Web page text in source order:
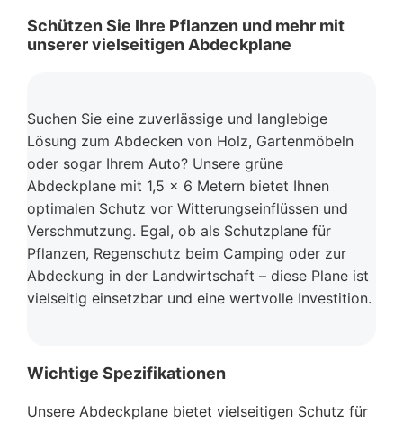
Schützen Sie Ihre Pflanzen und mehr mit
unserer vielseitigen Abdeckplane
Suchen Sie eine zuverlässige und langlebige
Lösung zum Abdecken von Holz, Gartenmöbeln
oder sogar Ihrem Auto? Unsere grüne
Abdeckplane mit 1,5 x 6 Metern bietet Ihnen
optimalen Schutz vor Witterungseinflüssen und
Verschmutzung. Egal, ob als Schutzplane für
Pflanzen, Regenschutz beim Camping oder zur
Abdeckung in der Landwirtschaft – diese Plane ist
vielseitig einsetzbar und eine wertvolle Investition.
Wichtige Spezifikationen
Unsere Abdeckplane bietet vielseitigen Schutz für